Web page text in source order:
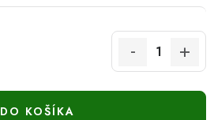
DO KOŠÍKA